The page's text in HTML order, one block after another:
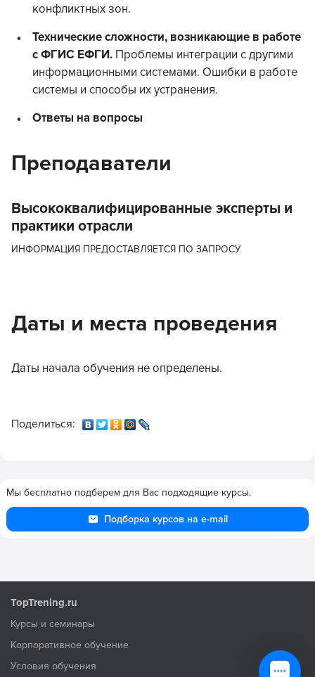
конфликтных зон.
Технические сложности, возникающие в работе
с ФГИС ЕФГИ. Проблемы интеграции с другими
информационными системами. Ошибки в работе
системы и способы их устранения.
Ответы на вопросы
Преподаватели
Высококвалифицированные эксперты и
практики отрасли
ИНФОРМАЦИЯ ПРЕДОСТАВЛЯЕТСЯ ПО ЗАПРОСУ
Даты и места проведения
Даты начала обучения не определены.
Поделиться:
Мы бесплатно подберем для Вас подходящие курсы.
Подборка курсов на e-mail
TopTrening.ru
Курсы и семинары
Корпоративное обучение
Условия обучения